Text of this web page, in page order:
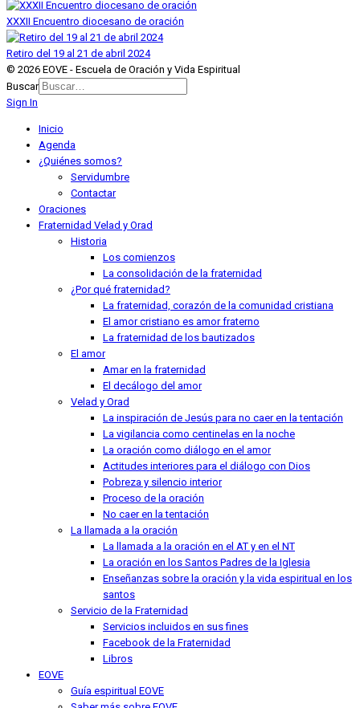
XXXII Encuentro diocesano de oración
Retiro del 19 al 21 de abril 2024
© 2026 EOVE - Escuela de Oración y Vida Espiritual
Buscar
Sign In
Inicio
Agenda
¿Quiénes somos?
Servidumbre
Contactar
Oraciones
Fraternidad Velad y Orad
Historia
Los comienzos
La consolidación de la fraternidad
¿Por qué fraternidad?
La fraternidad, corazón de la comunidad cristiana
El amor cristiano es amor fraterno
La fraternidad de los bautizados
El amor
Amar en la fraternidad
El decálogo del amor
Velad y Orad
La inspiración de Jesús para no caer en la tentación
La vigilancia como centinelas en la noche
La oración como diálogo en el amor
Actitudes interiores para el diálogo con Dios
Pobreza y silencio interior
Proceso de la oración
No caer en la tentación
La llamada a la oración
La llamada a la oración en el AT y en el NT
La oración en los Santos Padres de la Iglesia
Enseñanzas sobre la oración y la vida espiritual en los
santos
Servicio de la Fraternidad
Servicios incluidos en sus fines
Facebook de la Fraternidad
Libros
EOVE
Guía espiritual EOVE